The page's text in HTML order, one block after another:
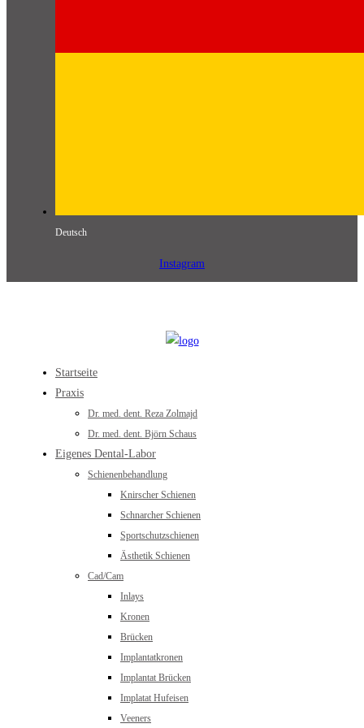
Deutsch
Instagram
Startseite
Praxis
Dr. med. dent. Reza Zolmajd
Dr. med. dent. Björn Schaus
Eigenes Dental-Labor
Schienenbehandlung
Knirscher Schienen
Schnarcher Schienen
Sportschutzschienen
Ästhetik Schienen
Cad/Cam
Inlays
Kronen
Brücken
Implantatkronen
Implantat Brücken
Implatat Hufeisen
Veeners